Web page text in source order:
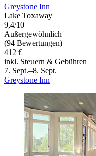
Greystone Inn
Lake Toxaway
9,4/10
Außergewöhnlich
(94 Bewertungen)
412 €
inkl. Steuern & Gebühren
7. Sept.–8. Sept.
Greystone Inn